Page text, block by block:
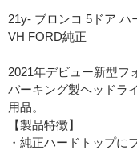
21y- ブロンコ 5ドア
VH FORD純正
2021年デビュー新型フ
バーキング製ヘッドラ
用品。
【製品特徴】
・純正ハードトップに